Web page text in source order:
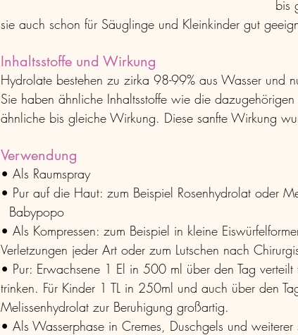
bis
sie auch schon für Säuglinge und Kleinkinder gut
Inhaltsstoffe und Wirkung
Hydrolate bestehen zu zirka 98-99% aus Wasser und
Sie haben ähnliche Inhaltsstoffe wie die
ähnliche bis gleiche Wirkung. Diese sanfte Wirkung
Verwendung
• Als Raumspray
• Pur auf die Haut: zum Beispiel Rosenhydrolat oder
  Babypopo
• Als Kompressen: zum Beispiel in kleine
Verletzungen jeder Art oder zum Lutschen nach
• Pur: Erwachsene 1 El in 500 ml über den Tag
trinken. Für Kinder 1 TL in 250ml und auch über den
Melissenhydrolat zur Beruhigung großartig.
• Als Wasserphase in Cremes, Duschgels und weiterer